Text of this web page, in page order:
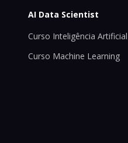
AI Data Scientist
Curso Inteligência Artificial
Curso Machine Learning